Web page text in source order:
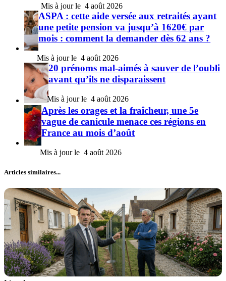
4 août 2026
ASPA : cette aide versée aux retraités ayant
une petite pension va jusqu’à 1620€ par
mois : comment la demander dès 62 ans ?
4 août 2026
20 prénoms mal-aimés à sauver de l’oubli
avant qu’ils ne disparaissent
4 août 2026
Après les orages et la fraîcheur, une 5e
vague de canicule menace ces régions en
France au mois d’août
4 août 2026
Articles similaires...